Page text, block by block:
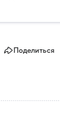
Поделиться